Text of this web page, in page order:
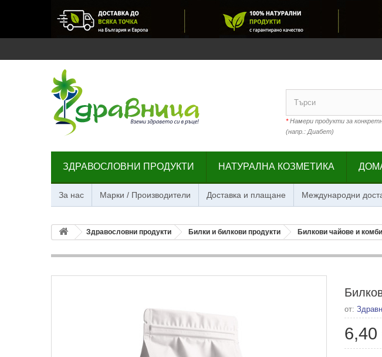
*Намери продукти за
(напр.: Диабет)
ЗДРАВОСЛОВНИ ПРОДУКТИ НАТУРАЛНА КОЗМЕТИКА
За нас Марки / Производители Доставка и плащане Международни
Здравословни продукти Билки и билкови продукти Билкови чайове и
от:
6,40